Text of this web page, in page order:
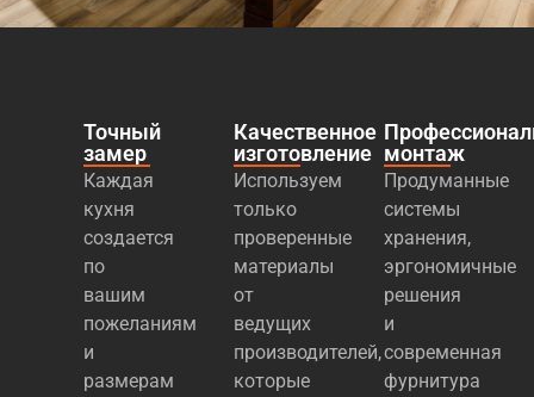
Точный
замер
Каждая
кухня
создается
по
вашим
пожеланиям
и
размерам
Качественное
изготовление
Используем
только
проверенные
материалы
от
ведущих
производителей,
которые
монтаж
Продуманные
системы
хранения,
эргономичные
решения
и
современная
фурнитура